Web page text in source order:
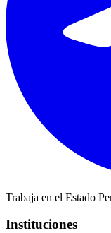
Trabaja en el Estado
Instituciones